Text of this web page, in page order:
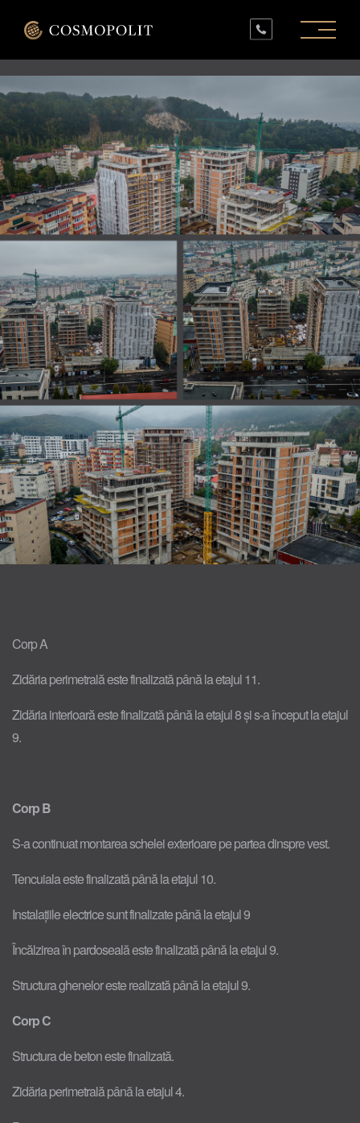
PROIECTE ÎN LUCRU
PROIECTE FINALIZATE
SPAȚII COMERCIALE
INFO
CONTACT
Corp A
Zidăria perimetrală este finalizată până la etajul 11.
Zidăria interioară este finalizată până la etajul 8 și s-a început la etajul
9.
Corp B
S-a continuat montarea schelei exterioare pe partea dinspre vest.
Tencuiala este finalizată până la etajul 10.
Instalațiile electrice sunt finalizate până la etajul 9
Încălzirea în pardoseală este finalizată până la etajul 9.
Structura ghenelor este realizată până la etajul 9.
Corp C
Structura de beton este finalizată.
Zidăria perimetrală până la etajul 4.